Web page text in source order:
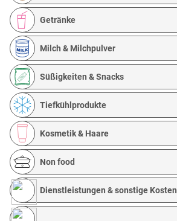
Getränke
Milch & Milchpulver
Süßigkeiten & Snacks
Tiefkühlprodukte
Kosmetik & Haare
Non food
Dienstleistungen & sonstige Kosten